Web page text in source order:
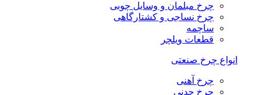
چرخ مبلمان و وسایل چوبی
چرخ نساجی و کشتارگاهی
ساچمه
قطعات ویلچر
انواع چرخ صنعتی
چرخ آهنی
چرخ چدنی